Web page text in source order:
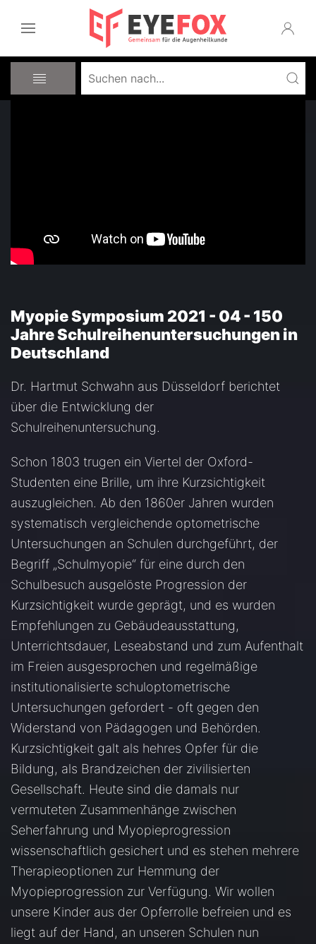
Myopie Symposium 2021 - 04 - 150
Jahre Schulreihenuntersuchungen in
Deutschland
Dr. Hartmut Schwahn aus Düsseldorf berichtet
über die Entwicklung der
Schulreihenuntersuchung.
Schon 1803 trugen ein Viertel der Oxford-
Studenten eine Brille, um ihre Kurzsichtigkeit
auszugleichen. Ab den 1860er Jahren wurden
systematisch vergleichende optometrische
Untersuchungen an Schulen durchgeführt, der
Begriff „Schulmyopie“ für eine durch den
Schulbesuch ausgelöste Progression der
Kurzsichtigkeit wurde geprägt, und es wurden
Empfehlungen zu Gebäudeausstattung,
Unterrichtsdauer, Leseabstand und zum Aufenthalt
im Freien ausgesprochen und regelmäßige
institutionalisierte schuloptometrische
Untersuchungen gefordert - oft gegen den
Widerstand von Pädagogen und Behörden.
Kurzsichtigkeit galt als hehres Opfer für die
Bildung, als Brandzeichen der zivilisierten
Gesellschaft. Heute sind die damals nur
vermuteten Zusammenhänge zwischen
Seherfahrung und Myopieprogression
wissenschaftlich gesichert und es stehen mehrere
Therapieoptionen zur Hemmung der
Myopieprogression zur Verfügung. Wir wollen
unsere Kinder aus der Opferrolle befreien und es
liegt auf der Hand, an unseren Schulen nun